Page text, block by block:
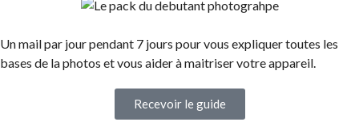
Un mail par jour pendant 7 jours pour vous expliquer toutes les
bases de la photos et vous aider à maitriser votre appareil.
Recevoir le guide